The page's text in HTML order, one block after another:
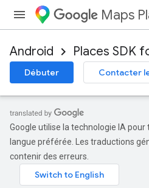
Maps
Android Places SDK
Débuter Contacter
Google utilise la technologie IA
langue préférée. Les traductions
contenir des erreurs.